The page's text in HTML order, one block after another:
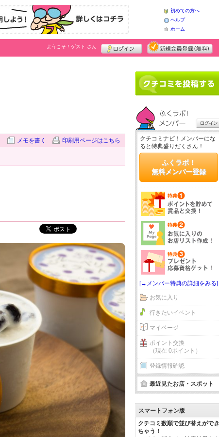
初めての方へ
ヘルプ
ホーム
ようこそ！ ゲスト さん
メモを書く 印刷用ページはこちら
クチコミナビ！メンバーにな
ると特典盛りだくさん！
ふくラボ！
無料メンバー登録
[→メンバー特典の詳細をみる]
お気に入り
行きたいイベント
マイページ
ポイント交換
（現在 0ポイント）
登録情報確認
最近見たお店・スポット
スマートフォン版
クチコミ数順で並び替えができ
ちゃう！